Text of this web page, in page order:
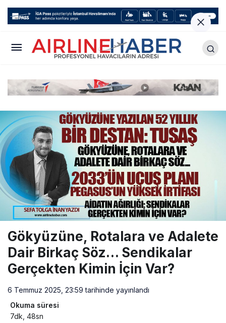
Gökyüzüne, Rotalara ve Adalete
Dair Birkaç Söz… Sendikalar
Gerçekten Kimin İçin Var?
6 Temmuz 2025, 23:59 tarihinde yayınlandı
Okuma süresi
7dk, 48sn